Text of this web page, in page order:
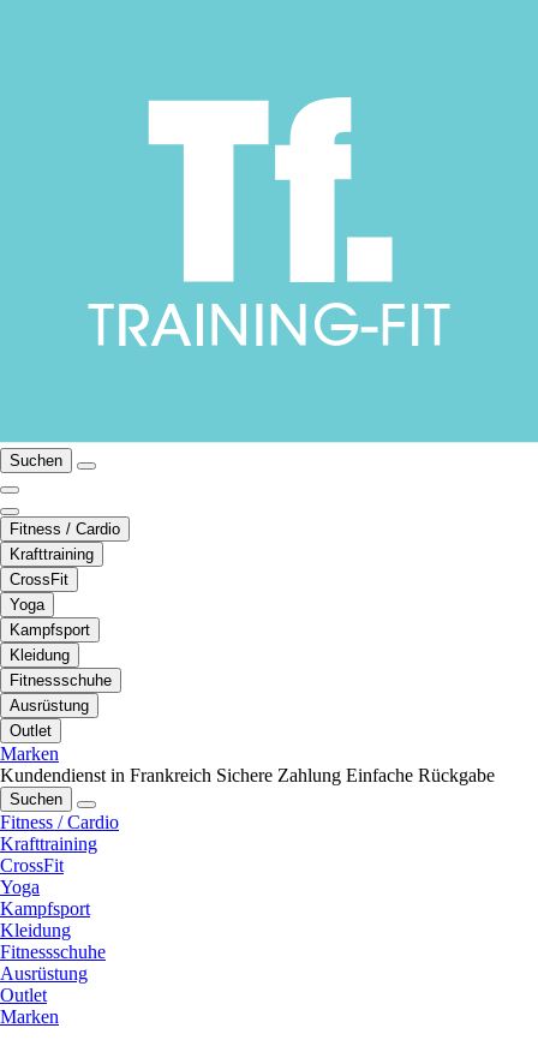
Suchen
Fitness / Cardio
Krafttraining
CrossFit
Yoga
Kampfsport
Kleidung
Fitnessschuhe
Ausrüstung
Outlet
Marken
Kundendienst in Frankreich Sichere Zahlung Einfache Rückgabe
Suchen
Fitness / Cardio
Krafttraining
CrossFit
Yoga
Kampfsport
Kleidung
Fitnessschuhe
Ausrüstung
Outlet
Marken